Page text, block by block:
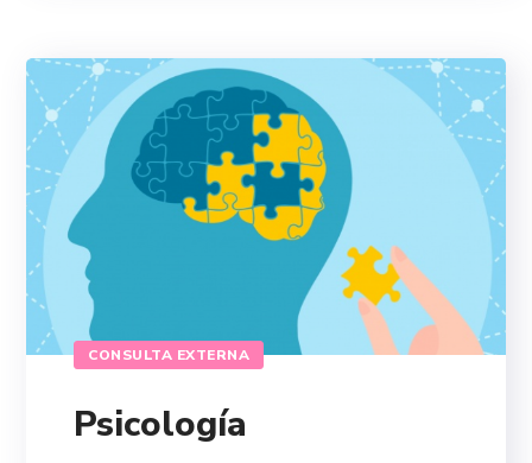
CONSULTA EXTERNA
Psicología